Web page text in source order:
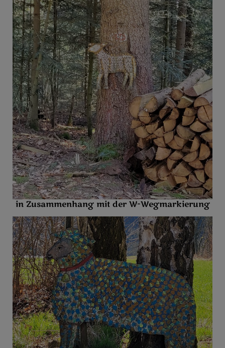
in Zusammenhang mit der W-Wegmarkierung